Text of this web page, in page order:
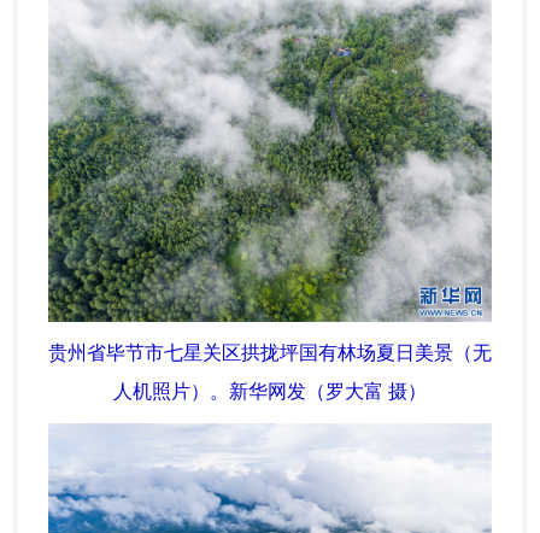
贵州省毕节市七星关区拱拢坪国有林场夏日美景（无
人机照片）。新华网发（罗大富 摄）